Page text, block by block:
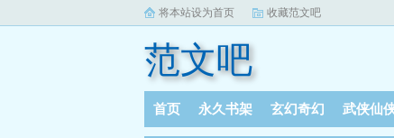
将本站设为首页 收藏范文吧
范文吧
首页 永久书架 玄幻奇幻 武侠仙